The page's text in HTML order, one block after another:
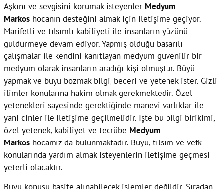
Aşkını ve sevgisini korumak isteyenler Medyum
Markos hocanın desteğini almak için iletişime geçiyor.
Marifetli ve tılsımlı kabiliyeti ile insanların yüzünü
güldürmeye devam ediyor. Yapmış olduğu başarılı
çalışmalar ile kendini kanıtlayan medyum güvenilir bir
medyum olarak insanların aradığı kişi olmuştur. Büyü
yapmak ve büyü bozmak bilgi, beceri ve yetenek ister. Gizli
ilimler konularına hakim olmak gerekmektedir. Özel
yetenekleri sayesinde gerektiğinde manevi varlıklar ile
yani cinler ile iletişime geçilmelidir. İşte bu bilgi birikimi,
özel yetenek, kabiliyet ve tecrübe Medyum
Markos hocamız da bulunmaktadır. Büyü, tılsım ve vefk
konularında yardım almak isteyenlerin iletişime geçmesi
yeterli olacaktır.
Büyü konusu basite alınabilecek işlemler değildir. Sıradan